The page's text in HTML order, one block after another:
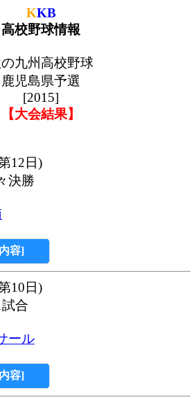
KKB
高校野球情報
九州高校野球
鹿児島県予選
[2015]
【大会結果】
12日)
決勝
容]
10日)
合
ール
容]